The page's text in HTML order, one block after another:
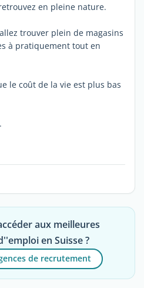
en pleine nature.
trouver plein de magasins
à pratiquement tout en
le coût de la vie est plus bas
aux meilleures
en Suisse ?
de recrutement